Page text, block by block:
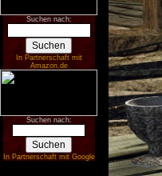
Suchen nach:
In Partnerschaft mit
Amazon.de
Suchen nach:
In Partnerschaft mit Google